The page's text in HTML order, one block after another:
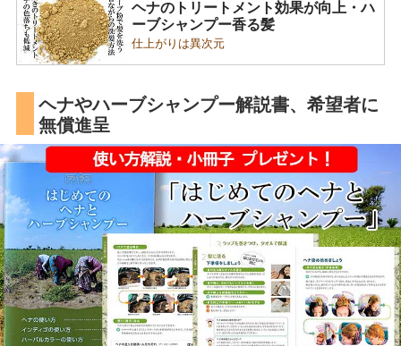
ヘナのトリートメント効果が向上・ハ
ーブシャンプー香る髪
仕上がりは異次元
ヘナやハーブシャンプー解説書、希望者に
無償進呈